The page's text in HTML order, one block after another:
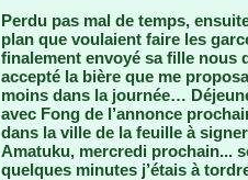
Perdu pas mal de temps,
plan que voulaient faire les
finalement envoyé sa fille nous
accepté la bière que me
moins dans la journée…
avec Fong de l’annonce
dans la ville de la feuille à
Amatuku, mercredi prochain...
quelques minutes j’étais à